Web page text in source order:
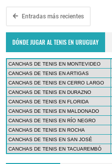
Entradas más recientes
DÓNDE JUGAR AL TENIS EN URUGUAY
CANCHAS DE TENIS EN MONTEVIDEO
CANCHAS DE TENIS EN ARTIGAS
CANCHAS DE TENIS EN CERRO LARGO
CANCHAS DE TENIS EN DURAZNO
CANCHAS DE TENIS EN FLORIDA
CANCHAS DE TENIS EN MALDONADO
CANCHAS DE TENIS EN RÍO NEGRO
CANCHAS DE TENIS EN ROCHA
CANCHAS DE TENIS EN SAN JOSÉ
CANCHAS DE TENIS EN TACUAREMBÓ